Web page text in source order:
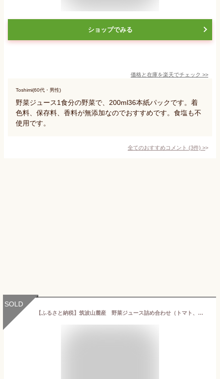
ショップでみる
価格と在庫を楽天でチェック >>
Toshimi(60代・男性)
野菜ジュース1食分の野菜で、200ml36本紙パックです。着
色料、保存料、香料が無添加なのでおすすめです。食塩も不
使用です。
全てのおすすめコメント (3件) >
SOLD
【ふるさと納税】筑波山麓産 野菜ジュース詰め合わせ（トマト、にんじん）